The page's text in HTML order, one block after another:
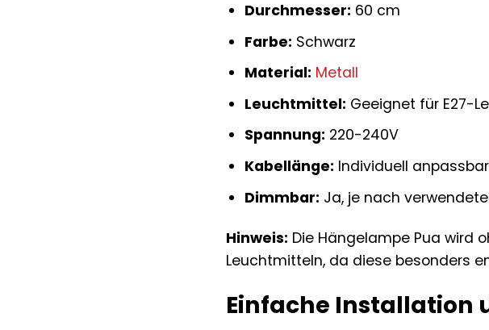
Durchmesser: 60 cm
Farbe: Schwarz
Material: Metall
Leuchtmittel: Geeignet für E27-
Spannung: 220-240V
Kabellänge: Individuell anpassbar
Dimmbar: Ja, je nach
Hinweis: Die Hängelampe Pua wird
Leuchtmitteln, da diese besonders
Einfache Installation